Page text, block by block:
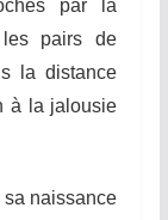
par la
pairs de
la distance
à la jalousie
sa naissance